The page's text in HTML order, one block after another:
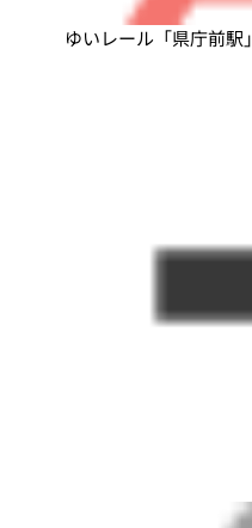
ゆいレール「県庁前駅」